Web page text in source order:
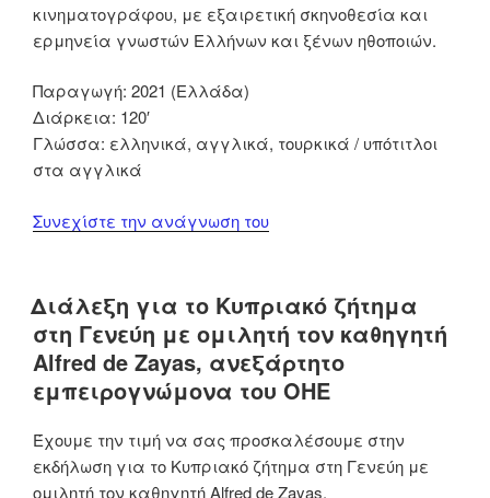
κινηματογράφου, με εξαιρετική σκηνοθεσία και
ερμηνεία γνωστών Ελλήνων και ξένων ηθοποιών.
Παραγωγή: 2021 (Ελλάδα)
Διάρκεια: 120′
Γλώσσα: ελληνικά, αγγλικά, τουρκικά / υπότιτλοι
στα αγγλικά
Συνεχίστε την ανάγνωση του“Η
μου,
αγαπημένη”
στη
Γενεύη”
Διάλεξη για το Κυπριακό ζήτημα
στη Γενεύη με ομιλητή τον καθηγητή
Alfred de Zayas, ανεξάρτητο
εμπειρογνώμονα του ΟΗΕ
Έχουμε την τιμή να σας προσκαλέσουμε στην
εκδήλωση για το Κυπριακό ζήτημα στη Γενεύη με
ομιλητή τον καθηγητή Alfred de Zayas.